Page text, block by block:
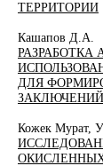
ТЕРРИТОРИИ
Кашапов Д.А.
РАЗРАБОТКА
ДЛЯ
ЗАКЛЮЧЕНИЙ
Кожек Мурат,